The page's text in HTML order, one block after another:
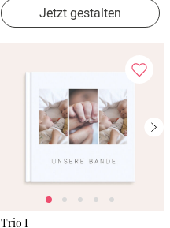
Jetzt gestalten
Trio I